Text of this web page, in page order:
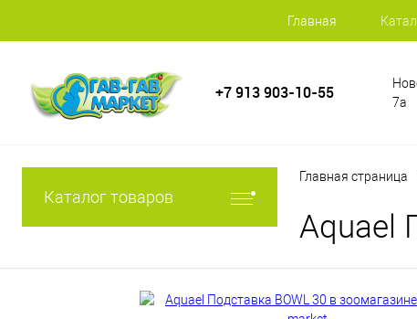
Главная
+7 913 903-10-55
7а
Каталог товаров
Главная страница
Aquael